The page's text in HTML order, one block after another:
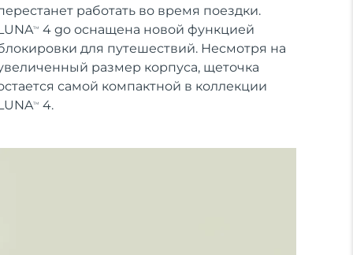
работать во время поездки.
TM
4 go оснащена новой функцией
для путешествий. Несмотря на
размер корпуса, щеточка
самой компактной в коллекции
TM 4.